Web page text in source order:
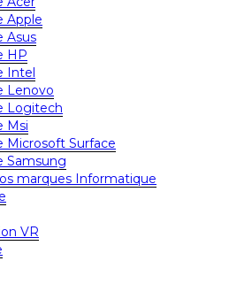
Apple
Asus
HP
Intel
Lenovo
Logitech
Msi
Microsoft Surface
Samsung
marques Informatique
VR